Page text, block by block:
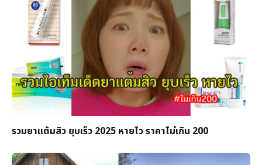
รวมยาแต้มสิว ยุบเร็ว 2025 หายไว ราคาไม่เกิน 200